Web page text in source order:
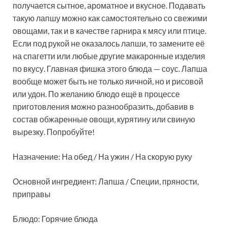
получается сытное, ароматное и вкусное. Подавать
такую лапшу можно как самостоятельно со свежими
овощами, так и в качестве гарнира к мясу или птице.
Если под рукой не оказалось лапши, то замените её
на спагетти или любые другие макаронные изделия
по вкусу. Главная фишка этого блюда — соус. Лапша
вообще может быть не только яичной, но и рисовой
или удон. По желанию блюдо ещё в процессе
приготовления можно разнообразить, добавив в
состав обжаренные овощи, курятину или свиную
вырезку. Попробуйте!
Назначение: На обед / На ужин / На скорую руку
Основной ингредиент: Лапша / Специи, пряности,
приправы
Блюдо: Горячие блюда